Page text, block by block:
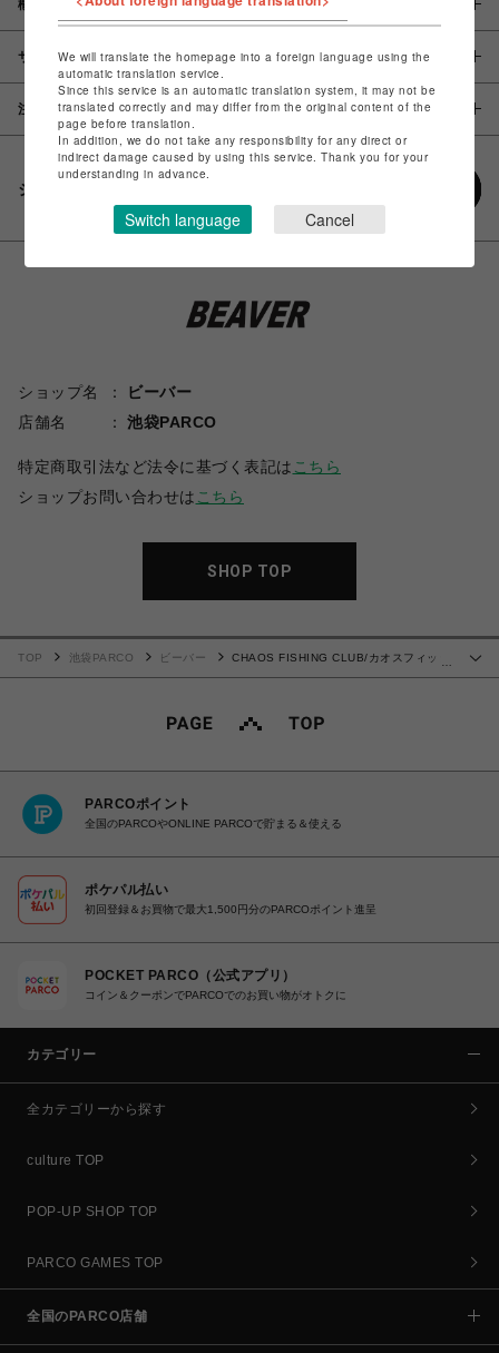
概要
サイズ
注意事項
シェアする
ショップ名
ビーバー
店舗名
池袋PARCO
特定商取引法など法令に基づく表記は こちら
ショップお問い合わせは こちら
SHOP TOP
TOP 池袋PARCO ビーバー
CHAOS FISHING CLUB/カオスフィッシ
PARCOポイント
全国のPARCOやONLINE PARCOで貯まる＆使える
ポケパル払い
初回登録＆お買物で最大1,500円分のPARCOポイント進呈
POCKET PARCO（公式アプリ）
コイン＆クーポンでPARCOでのお買い物がオトクに
カテゴリー
全カテゴリーから探す
culture TOP
POP-UP SHOP TOP
PARCO GAMES TOP
全国のPARCO店舗
We will translate the homepage into a foreign language using the
automatic translation service.
Since this service is an automatic translation system, it may not be
translated correctly and may differ from the original content of the
page before translation.
In addition, we do not take any responsibility for any direct or
indirect damage caused by using this service. Thank you for your
understanding in advance.
Switch language Cancel